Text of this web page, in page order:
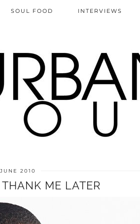
SOUL FOOD INTERVIEWS
2010
ME LATER